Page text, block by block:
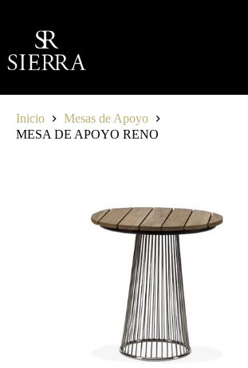
contenido
Inicio
Mesas de Apoyo
MESA DE APOYO RENO